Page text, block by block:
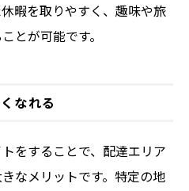
暇を取りやすく、趣味や旅
とが可能です。
なれる
をすることで、配達エリア
なメリットです。特定の地